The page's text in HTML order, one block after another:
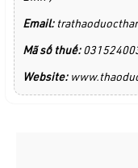
Email:
Mã số thuế:
Website: